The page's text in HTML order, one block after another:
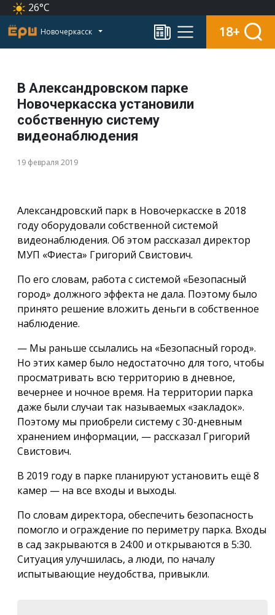
26°C
Новочеркасск 18+
В Александровском парке
Новочеркасска установили
собственную систему
видеонаблюдения
19 февраля 2019
Александровский парк в Новочеркасске в 2018
году оборудовали собственной системой
видеонаблюдения. Об этом рассказал директор
МУП «Фиеста» Григорий Свистович.
По его словам, работа с системой «Безопасный
город» должного эффекта не дала. Поэтому было
принято решение вложить деньги в собственное
наблюдение.
— Мы раньше ссылались на «Безопасный город».
Но этих камер было недостаточно для того, чтобы
просматривать всю территорию в дневное,
вечернее и ночное время. На территории парка
даже были случаи так называемых «закладок».
Поэтому мы приобрели систему с 30-дневным
хранением информации, — рассказал Григорий
Свистович.
В 2019 году в парке планируют установить ещё 8
камер — на все входы и выходы.
По словам директора, обеспечить безопасность
помогло и ограждение по периметру парка. Входы
в сад закрываются в 24:00 и открываются в 5:30.
Ситуация улучшилась, а люди, по началу
испытывающие неудобства, привыкли.